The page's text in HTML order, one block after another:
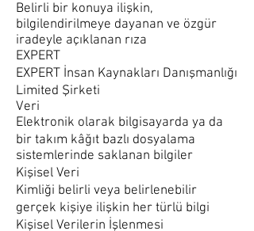
Belirli bir konuya ilişkin,
bilgilendirilmeye dayanan ve özgür
iradeyle açıklanan rıza
EXPERT
EXPERT İnsan Kaynakları Danışmanlığı
Limited Şirketi
Veri
Elektronik olarak bilgisayarda ya da
bir takım kâğıt bazlı dosyalama
sistemlerinde saklanan bilgiler
Kişisel Veri
Kimliği belirli veya belirlenebilir
gerçek kişiye ilişkin her türlü bilgi
Kişisel Verilerin İşlenmesi